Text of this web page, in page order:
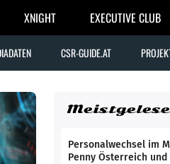
XNIGHT EXECUTIVE CLUB
CSR-GUIDE.AT
Personalwechsel im
Penny Österreich